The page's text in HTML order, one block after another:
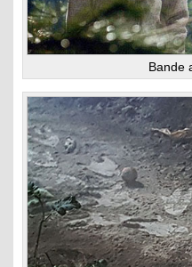
Bande